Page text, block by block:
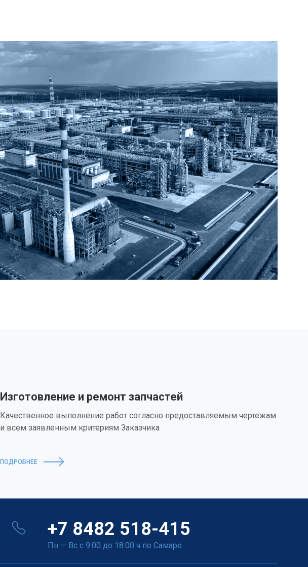
Изготовление и ремонт запчастей
Качественное выполнение работ согласно предоставляемым чертежам
и всем заявленным критериям Заказчика
ПОДРОБНЕЕ
+7 8482 518-415
Пн — Вс с 9:00 до 18:00 ч по Самаре